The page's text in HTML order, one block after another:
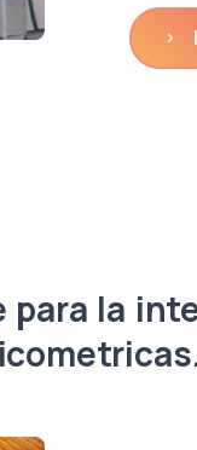
para la